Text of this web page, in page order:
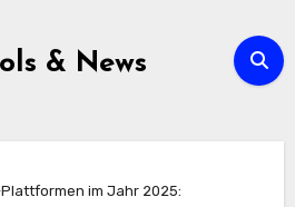
& News
im Jahr 2025: